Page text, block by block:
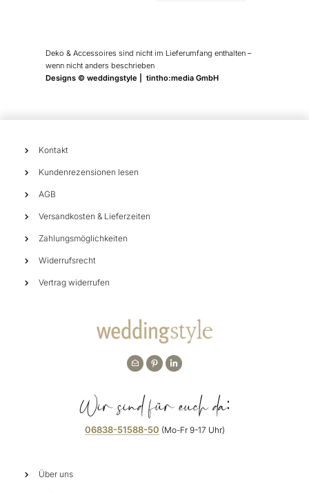
Deko & Accessoires sind nicht im Lieferumfang enthalten –
wenn nicht anders beschrieben
Designs © weddingstyle | tintho:media GmbH
Kontakt
Kundenrezensionen lesen
AGB
Versandkosten & Lieferzeiten
Zahlungsmöglichkeiten
Widerrufsrecht
Vertrag widerrufen
Wir sind für euch da:
06838-51588-50 (Mo-Fr 9-17 Uhr)
Über uns